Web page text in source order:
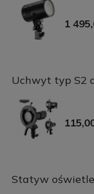
1
Uchwyt typ S2
Statyw